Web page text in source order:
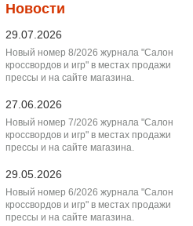
Новости
29.07.2026
Новый номер 8/2026 журнала "Салон
кроссвордов и игр" в местах продажи
прессы и на сайте магазина.
27.06.2026
Новый номер 7/2026 журнала "Салон
кроссвордов и игр" в местах продажи
прессы и на сайте магазина.
29.05.2026
Новый номер 6/2026 журнала "Салон
кроссвордов и игр" в местах продажи
прессы и на сайте магазина.